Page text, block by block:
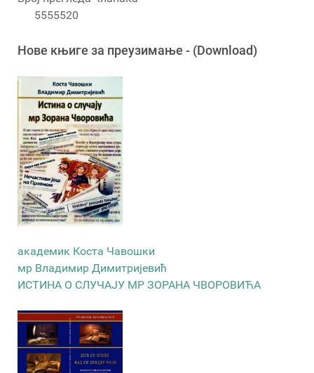
5555520
Новe књигe за преузимање - (Download)
академик Коста Чавошки
мр Владимир Димитријевић
ИСТИНА О СЛУЧАЈУ МР ЗОРАНА ЧВОРОВИЋА